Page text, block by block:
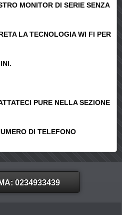
MONITOR DI SERIE SENZA
LA TECNOLOGIA WI FI PER
PURE NELLA SEZIONE
DI TELEFONO
0234933439